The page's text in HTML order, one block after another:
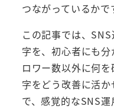
つながっているかで
この記事では、
字を、初心者にも
ロワー数以外に何
字をどう改善に活
で、感覚的なSNS